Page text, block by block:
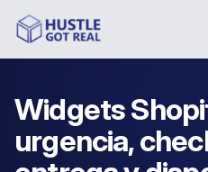
Widgets
urgencia,